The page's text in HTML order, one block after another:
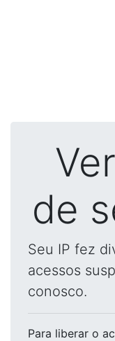
de
Seu IP fez
acessos
conosco.
Para liberar o